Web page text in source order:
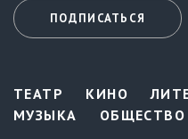
ПОДПИСАТЬСЯ
ТЕАТР КИНО
МУЗЫКА
ОБЩЕСТВО